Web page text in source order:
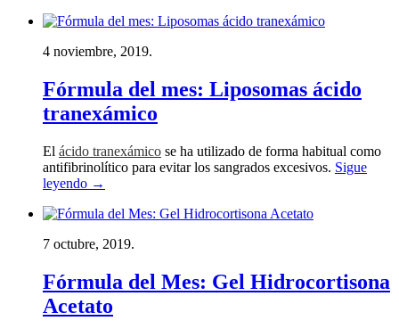
4 noviembre, 2019.
Fórmula del mes: Liposomas ácido
tranexámico
El ácido tranexámico se ha utilizado de forma habitual como
antifibrinolítico para evitar los sangrados excesivos. Sigue
leyendo →
7 octubre, 2019.
Fórmula del Mes: Gel Hidrocortisona
Acetato